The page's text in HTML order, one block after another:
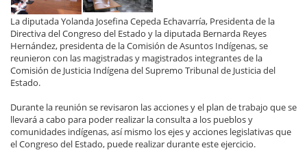
La diputada Yolanda Josefina Cepeda Echavarría, Presidenta de la
Directiva del Congreso del Estado y la diputada Bernarda Reyes
Hernández, presidenta de la Comisión de Asuntos Indígenas, se
reunieron con las magistradas y magistrados integrantes de la
Comisión de Justicia Indígena del Supremo Tribunal de Justicia del
Estado.
Durante la reunión se revisaron las acciones y el plan de trabajo que se
llevará a cabo para poder realizar la consulta a los pueblos y
comunidades indígenas, así mismo los ejes y acciones legislativas que
el Congreso del Estado, puede realizar durante este ejercicio.